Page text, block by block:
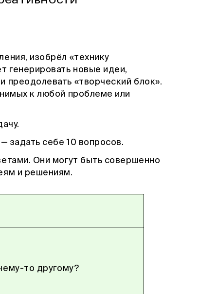
изобрёл «технику
генерировать новые идеи,
преодолевать «творческий блок».
к любой проблеме или
задать себе 10 вопросов.
Они могут быть совершенно
и решениям.
то другому?